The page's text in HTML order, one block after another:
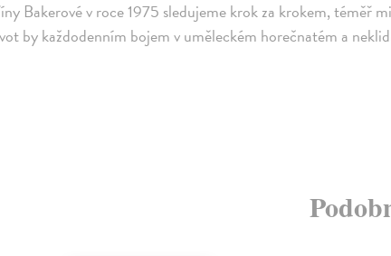
Bakerové v roce 1975 sledujeme krok za krokem, téměř
by každodenním bojem v uměleckém horečnatém a